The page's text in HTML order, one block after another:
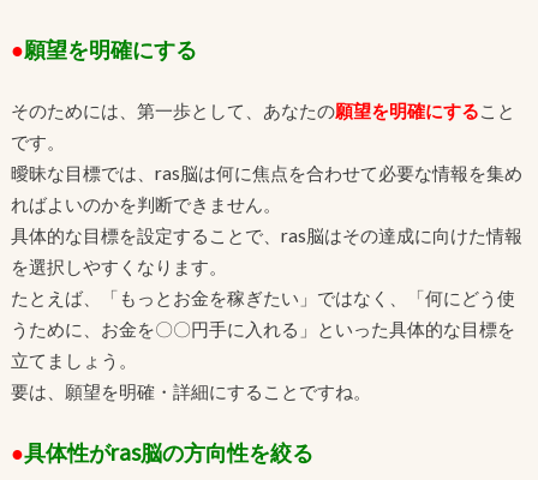
●願望を明確にする
そのためには、第一歩として、あなたの願望を明確にすること
です。
曖昧な目標では、ras脳は何に焦点を合わせて必要な情報を集め
ればよいのかを判断できません。
具体的な目標を設定することで、ras脳はその達成に向けた情報
を選択しやすくなります。
たとえば、「もっとお金を稼ぎたい」ではなく、「何にどう使
うために、お金を〇〇円手に入れる」といった具体的な目標を
立てましょう。
要は、願望を明確・詳細にすることですね。
●具体性がras脳の方向性を絞る